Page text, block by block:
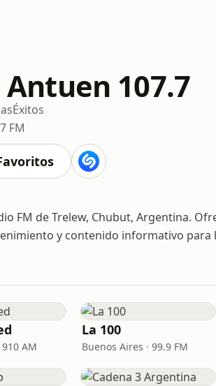
Antuen 107.7
Éxitos
FM
FM de Trelew, Chubut, Argentina.
y contenido informativo para
AM
La 100
Buenos Aires · 99.9 FM